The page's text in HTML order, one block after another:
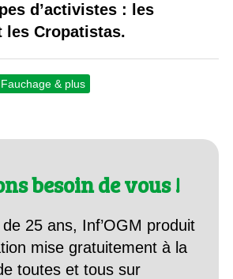
d’activistes : les
les Cropatistas.
Fauchage & plus
besoin de vous !
25 ans, Inf’OGM produit
mise gratuitement à la
toutes et tous sur